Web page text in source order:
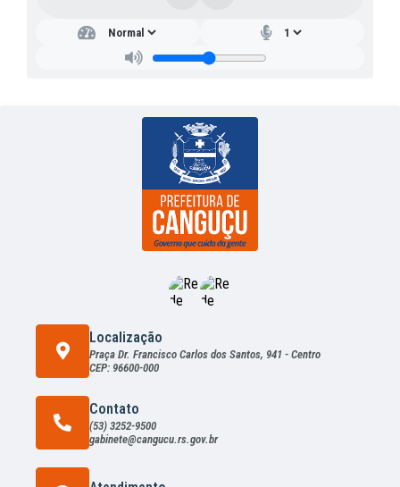
Localização
Praça Dr. Francisco Carlos dos Santos, 941 - Centro
CEP: 96600-000
Contato
(53) 3252-9500
gabinete@cangucu.rs.gov.br